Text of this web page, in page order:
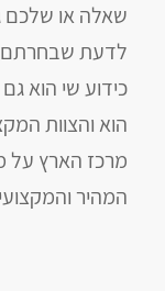
שאלה או שלכם
לדעת שבחרתם
כידוע שי הוא גם
הוא והצוות
מרכז הארץ על
המהיר